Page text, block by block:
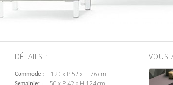
DÉTAILS :
Commode L 120 x P 52 x H 76 cm
Semainier
VOUS